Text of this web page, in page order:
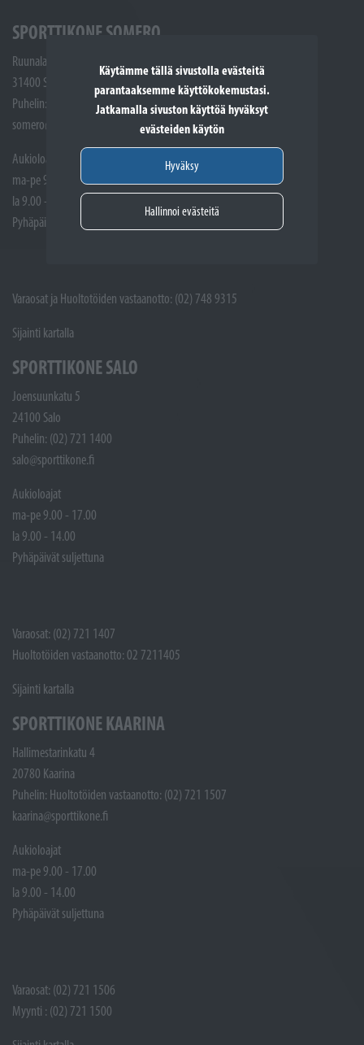
Käytämme tällä sivustolla evästeitä
parantaaksemme käyttökokemustasi.
Jatkamalla sivuston käyttöä hyväksyt
evästeiden käytön
Hyväksy
Hallinnoi evästeitä
SPORTTIKONE SOMERO
Ruunalantie 5
31400 Somero
Puhelin: (02) 748 9300
somero@sporttikone.fi
Aukioloajat
ma-pe 9.00 - 17.00
la 9.00 - 14.00
Pyhäpäivät suljettuna
Varaosat ja Huoltotöiden vastaanotto: (02) 748 9315
Sijainti kartalla
SPORTTIKONE SALO
Joensuunkatu 5
24100 Salo
Puhelin: (02) 721 1400
salo@sporttikone.fi
Aukioloajat
ma-pe 9.00 - 17.00
la 9.00 - 14.00
Pyhäpäivät suljettuna
Varaosat: (02) 721 1407
Huoltotöiden vastaanotto: 02 7211405
Sijainti kartalla
SPORTTIKONE KAARINA
Hallimestarinkatu 4
20780 Kaarina
Puhelin: Huoltotöiden vastaanotto: (02) 721 1507
kaarina@sporttikone.fi
Aukioloajat
ma-pe 9.00 - 17.00
la 9.00 - 14.00
Pyhäpäivät suljettuna
Varaosat: (02) 721 1506
Myynti : (02) 721 1500